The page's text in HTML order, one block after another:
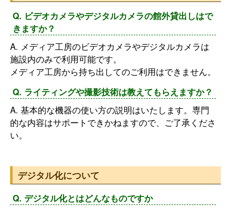
Q. ビデオカメラやデジタルカメラの館外貸出しはで
きますか？
A. メディア工房のビデオカメラやデジタルカメラは
施設内のみで利用可能です。
メディア工房から持ち出してのご利用はできません。
Q. ライティングや撮影技術は教えてもらえますか？
A. 基本的な機器の使い方の説明はいたします。専門
的な内容はサポートできかねますので、ご了承くださ
い。
デジタル化について
Q. デジタル化とはどんなものですか